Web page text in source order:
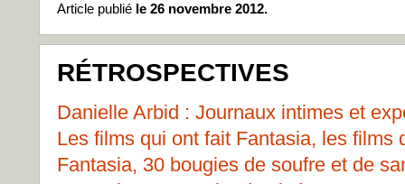
Article publié le 26 novembre 2012.
RÉTROSPECTIVES
Danielle Arbid : Journaux intimes et
Les films qui ont fait Fantasia, les films
Fantasia, 30 bougies de soufre et de